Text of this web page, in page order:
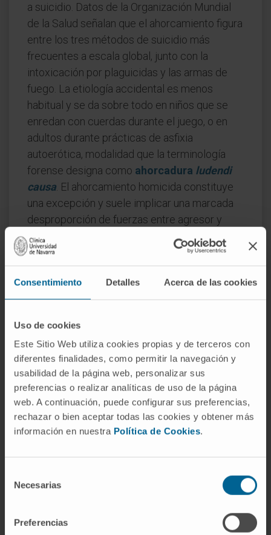
Consentimiento Detalles Acerca de las cookies
Uso de cookies
Este Sitio Web utiliza cookies propias y de terceros con
diferentes finalidades, como permitir la navegación y
usabilidad de la página web, personalizar sus
preferencias o realizar analíticas de uso de la página
web. A continuación, puede configurar sus preferencias,
rechazar o bien aceptar todas las cookies y obtener más
información en nuestra Política de Cookies.
Necesarias
Preferencias
a suicidio. Datos de la Organización Mundial
de la Salud señalan que el ahorcamiento figura
entre los tres métodos de suicidio más
frecuentes a escala global, junto con la
intoxicación por plaguicidas y las armas de
fuego. La etiología accidental es menos
habitual y se da sobre todo en niños que se
enredan con cuerdas durante el juego, o en
adultos durante prácticas de asfixia
autoerótica, modalidad que la terminología
forense designa como ahorcadura ludendi
causa . El ahorcamiento homicida constituye
una excepción y suele implicar una marcada
desproporción de fuerzas entre agresor y
víctima, o bien el uso previo de sustancias que
anulan la capacidad de resistencia.
Preguntas frecuentes
¿De dónde viene la palabra
ahorcadura?
Del latínfurca, que originalmente designaba
una horquilla de labranza. Cuando el
instrumento empezó a usarse para sujetar a
los condenados por el cuello, el significado se
desplazó hacia el castigo y la ejecución. El
castellano formóahorcarsobre esa raíz, y
estrangulación?
fuerza constrictora. En la ahorcadura, es el